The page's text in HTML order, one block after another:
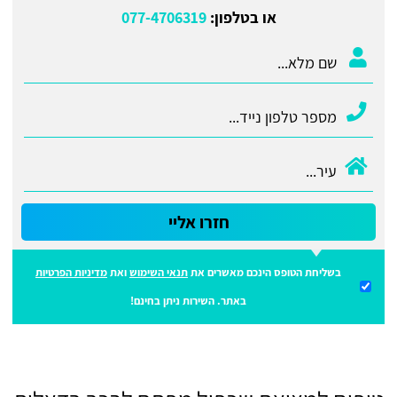
או בטלפון:077-4706319
חזרו אליי
בשליחת הטופס הינכם מאשרים אתתנאי השימושואתמדיניות הפרטיות
באתר. השירות ניתן בחינם!